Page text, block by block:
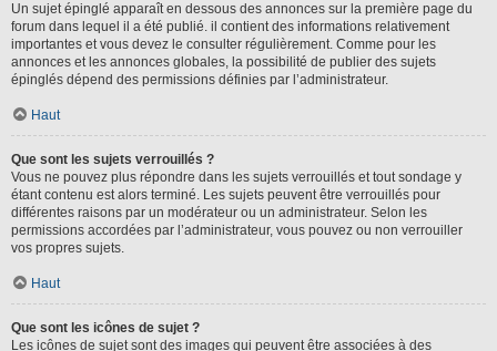
Un sujet épinglé apparaît en dessous des annonces sur la première page du
forum dans lequel il a été publié. il contient des informations relativement
importantes et vous devez le consulter régulièrement. Comme pour les
annonces et les annonces globales, la possibilité de publier des sujets
épinglés dépend des permissions définies par l’administrateur.
Haut
Que sont les sujets verrouillés ?
Vous ne pouvez plus répondre dans les sujets verrouillés et tout sondage y
étant contenu est alors terminé. Les sujets peuvent être verrouillés pour
différentes raisons par un modérateur ou un administrateur. Selon les
permissions accordées par l’administrateur, vous pouvez ou non verrouiller
vos propres sujets.
Haut
Que sont les icônes de sujet ?
Les icônes de sujet sont des images qui peuvent être associées à des